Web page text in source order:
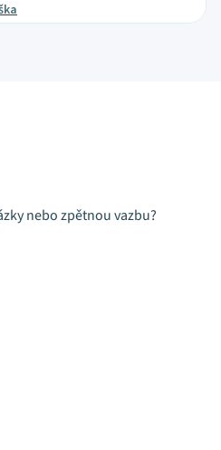
nebo zpětnou vazbu?